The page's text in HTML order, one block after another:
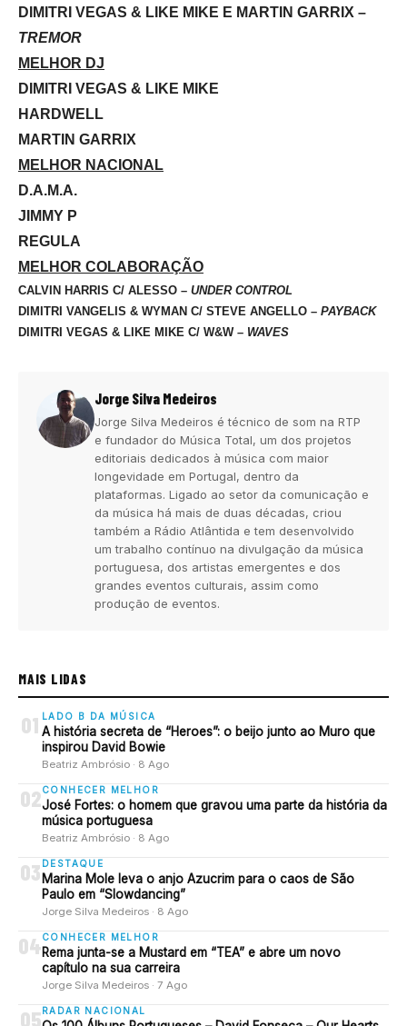
DIMITRI VEGAS & LIKE MIKE E MARTIN GARRIX –
TREMOR
MELHOR DJ
DIMITRI VEGAS & LIKE MIKE
HARDWELL
MARTIN GARRIX
MELHOR NACIONAL
D.A.M.A.
JIMMY P
REGULA
MELHOR COLABORAÇÃO
CALVIN HARRIS C/ ALESSO – UNDER CONTROL
DIMITRI VANGELIS & WYMAN C/ STEVE ANGELLO – PAYBACK
DIMITRI VEGAS & LIKE MIKE C/ W&W – WAVES
Jorge Silva Medeiros
Jorge Silva Medeiros é técnico de som na RTP
e fundador do Música Total, um dos projetos
editoriais dedicados à música com maior
longevidade em Portugal, dentro da
plataformas. Ligado ao setor da comunicação e
da música há mais de duas décadas, criou
também a Rádio Atlântida e tem desenvolvido
um trabalho contínuo na divulgação da música
portuguesa, dos artistas emergentes e dos
grandes eventos culturais, assim como
produção de eventos.
MAIS LIDAS
01 LADO B DA MÚSICA
A história secreta de “Heroes”: o beijo junto ao Muro que
inspirou David Bowie
Beatriz Ambrósio · 8 Ago
02 CONHECER MELHOR
José Fortes: o homem que gravou uma parte da história da
música portuguesa
Beatriz Ambrósio · 8 Ago
03 DESTAQUE
Marina Mole leva o anjo Azucrim para o caos de São
Paulo em “Slowdancing”
Jorge Silva Medeiros · 8 Ago
04CONHECER MELHOR
Rema junta-se a Mustard em “TEA” e abre um novo
capítulo na sua carreira
Jorge Silva Medeiros · 7 Ago
05 RADAR NACIONAL